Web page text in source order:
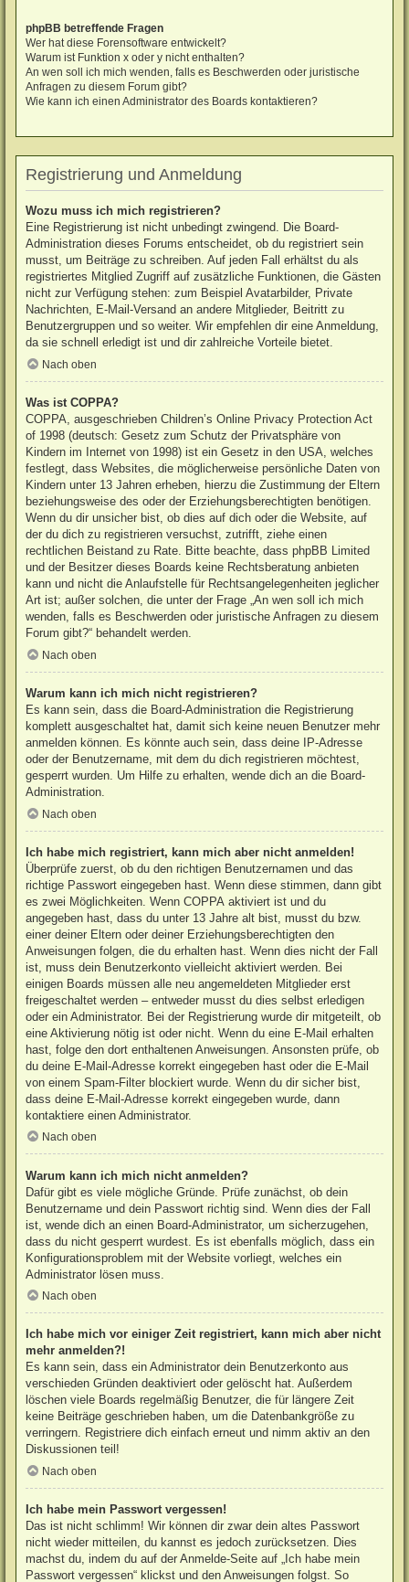
phpBB betreffende Fragen
Wer hat diese Forensoftware entwickelt?
Warum ist Funktion x oder y nicht enthalten?
An wen soll ich mich wenden, falls es Beschwerden oder juristische
Anfragen zu diesem Forum gibt?
Wie kann ich einen Administrator des Boards kontaktieren?
Registrierung und Anmeldung
Wozu muss ich mich registrieren?
Eine Registrierung ist nicht unbedingt zwingend. Die Board-
Administration dieses Forums entscheidet, ob du registriert sein
musst, um Beiträge zu schreiben. Auf jeden Fall erhältst du als
registriertes Mitglied Zugriff auf zusätzliche Funktionen, die Gästen
nicht zur Verfügung stehen: zum Beispiel Avatarbilder, Private
Nachrichten, E-Mail-Versand an andere Mitglieder, Beitritt zu
Benutzergruppen und so weiter. Wir empfehlen dir eine Anmeldung,
da sie schnell erledigt ist und dir zahlreiche Vorteile bietet.
Nach oben
Was ist COPPA?
COPPA, ausgeschrieben Children’s Online Privacy Protection Act
of 1998 (deutsch: Gesetz zum Schutz der Privatsphäre von
Kindern im Internet von 1998) ist ein Gesetz in den USA, welches
festlegt, dass Websites, die möglicherweise persönliche Daten von
Kindern unter 13 Jahren erheben, hierzu die Zustimmung der Eltern
beziehungsweise des oder der Erziehungsberechtigten benötigen.
Wenn du dir unsicher bist, ob dies auf dich oder die Website, auf
der du dich zu registrieren versuchst, zutrifft, ziehe einen
rechtlichen Beistand zu Rate. Bitte beachte, dass phpBB Limited
und der Besitzer dieses Boards keine Rechtsberatung anbieten
kann und nicht die Anlaufstelle für Rechtsangelegenheiten jeglicher
Art ist; außer solchen, die unter der Frage „An wen soll ich mich
wenden, falls es Beschwerden oder juristische Anfragen zu diesem
Forum gibt?“ behandelt werden.
Nach oben
Warum kann ich mich nicht registrieren?
Es kann sein, dass die Board-Administration die Registrierung
komplett ausgeschaltet hat, damit sich keine neuen Benutzer mehr
anmelden können. Es könnte auch sein, dass deine IP-Adresse
oder der Benutzername, mit dem du dich registrieren möchtest,
gesperrt wurden. Um Hilfe zu erhalten, wende dich an die Board-
Administration.
Nach oben
Ich habe mich registriert, kann mich aber nicht anmelden!
Überprüfe zuerst, ob du den richtigen Benutzernamen und das
richtige Passwort eingegeben hast. Wenn diese stimmen, dann gibt
es zwei Möglichkeiten. WennCOPPA aktiviert ist und du
angegeben hast, dass du unter 13 Jahre alt bist, musst du bzw.
einer deiner Eltern oder deiner Erziehungsberechtigten den
Anweisungen folgen, die du erhalten hast. Wenn dies nicht der Fall
ist, muss dein Benutzerkonto vielleicht aktiviert werden. Bei
einigen Boards müssen alle neu angemeldeten Mitglieder erst
freigeschaltet werden – entweder musst du dies selbst erledigen
oder ein Administrator. Bei der Registrierung wurde dir mitgeteilt, ob
eine Aktivierung nötig ist oder nicht. Wenn du eine E-Mail erhalten
hast, folge den dort enthaltenen Anweisungen. Ansonsten prüfe, ob
du deine E-Mail-Adresse korrekt eingegeben hast oder die E-Mail
von einem Spam-Filter blockiert wurde. Wenn du dir sicher bist,
dass deine E-Mail-Adresse korrekt eingegeben wurde, dann
kontaktiere einen Administrator.
Nach oben
Warum kann ich mich nicht anmelden?
Dafür gibt es viele mögliche Gründe. Prüfe zunächst, ob dein
Benutzername und dein Passwort richtig sind. Wenn dies der Fall
ist, wende dich an einen Board-Administrator, um sicherzugehen,
dass du nicht gesperrt wurdest. Es ist ebenfalls möglich, dass ein
Konfigurationsproblem mit der Website vorliegt, welches ein
Administrator lösen muss.
Nach oben
Ich habe mich vor einiger Zeit registriert, kann mich aber nicht
mehr anmelden?!
Es kann sein, dass ein Administrator dein Benutzerkonto aus
verschieden Gründen deaktiviert oder gelöscht hat. Außerdem
löschen viele Boards regelmäßig Benutzer, die für längere Zeit
keine Beiträge geschrieben haben, um die Datenbankgröße zu
verringern. Registriere dich einfach erneut und nimm aktiv an den
Diskussionen teil!
Nach oben
Ich habe mein Passwort vergessen!
Das ist nicht schlimm! Wir können dir zwar dein altes Passwort
nicht wieder mitteilen, du kannst es jedoch zurücksetzen. Dies
machst du, indem du auf der Anmelde-Seite auf „Ich habe mein
Passwort vergessen“ klickst und den Anweisungen folgst. So